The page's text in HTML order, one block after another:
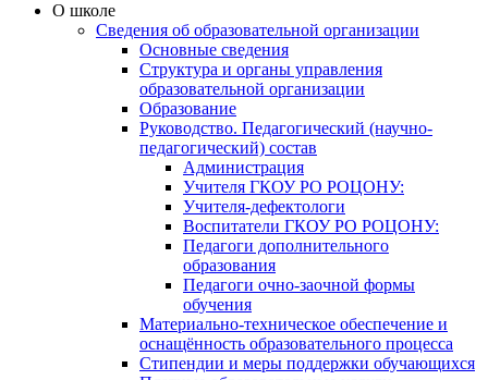
О школе
Сведения об образовательной организации
Основные сведения
Структура и органы управления
образовательной организации
Образование
Руководство. Педагогический (научно-
педагогический) состав
Администрация
Учителя ГКОУ РО РОЦОНУ:
Учителя-дефектологи
Воспитатели ГКОУ РО РОЦОНУ:
Педагоги дополнительного
образования
Педагоги очно-заочной формы
обучения
Материально-техническое обеспечение и
оснащённость образовательного процесса
Стипендии и меры поддержки обучающихся